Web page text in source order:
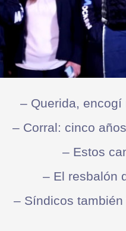
– Querida,
– Corral: cinco
– Estos
– El resbalón
– Síndicos